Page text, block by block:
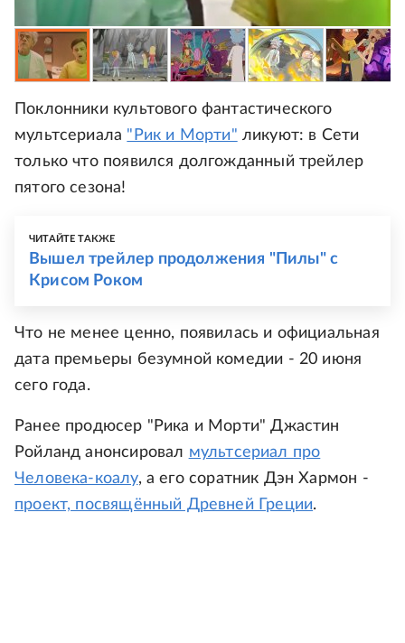
Поклонники культового фантастического
мультсериала "Рик и Морти" ликуют: в Сети
только что появился долгожданный трейлер
пятого сезона!
ЧИТАЙТЕ ТАКЖЕ
Вышел трейлер продолжения "Пилы" с
Крисом Роком
Что не менее ценно, появилась и официальная
дата премьеры безумной комедии - 20 июня
сего года.
Ранее продюсер "Рика и Морти" Джастин
Ройланд анонсировал мультсериал про
Человека-коалу, а его соратник Дэн Хармон -
проект, посвящённый Древней Греции.